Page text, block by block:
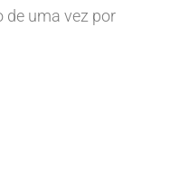
de uma vez por